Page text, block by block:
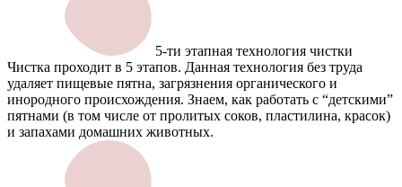
5-ти этапная технология чистки
Чистка проходит в 5 этапов. Данная технология без труда
удаляет пищевые пятна, загрязнения органического и
инородного происхождения. Знаем, как работать с “детскими”
пятнами (в том числе от пролитых соков, пластилина, красок)
и запахами домашних животных.